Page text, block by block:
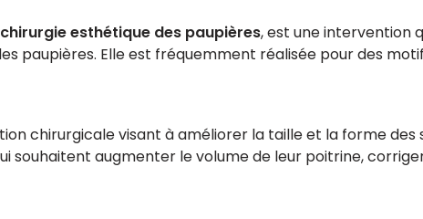
chirurgie esthétique des paupières, est une intervention
paupières. Elle est fréquemment réalisée pour des
chirurgicale visant à améliorer la taille et la forme des
augmenter le volume de leur poitrine,